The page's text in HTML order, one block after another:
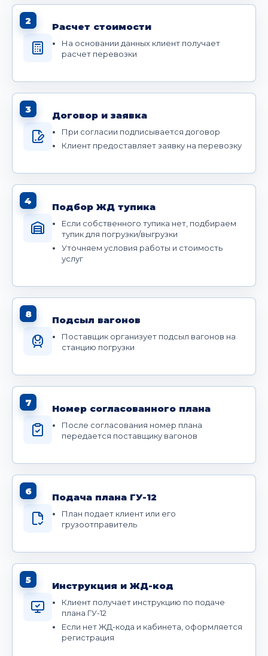
2
Расчет стоимости
На основании данных клиент получает
расчет перевозки
3
Договор и заявка
При согласии подписывается договор
Клиент предоставляет заявку на перевозку
4
Подбор ЖД тупика
Если собственного тупика нет, подбираем
тупик для погрузки/выгрузки
Уточняем условия работы и стоимость
услуг
8
Подсыл вагонов
Поставщик организует подсыл вагонов на
станцию погрузки
7
Номер согласованного плана
После согласования номер плана
передается поставщику вагонов
6
Подача плана ГУ-12
План подает клиент или его
грузоотправитель
5
Инструкция и ЖД-код
Клиент получает инструкцию по подаче
плана ГУ-12
Если нет ЖД-кода и кабинета, оформляется
регистрация